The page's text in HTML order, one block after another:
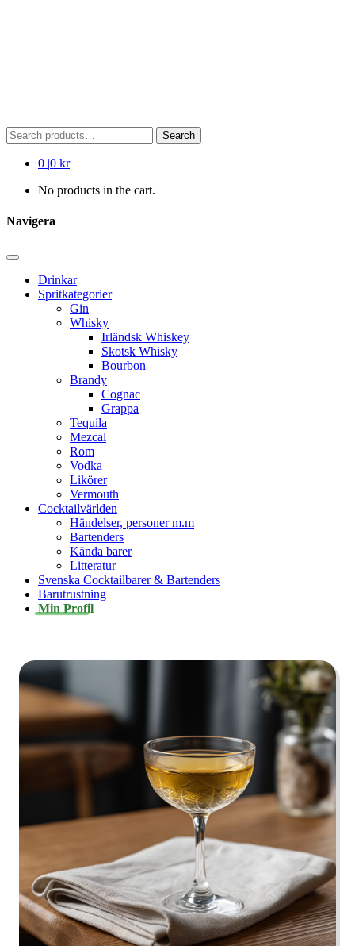
Search
for:
Search
0 |0 kr
No products in the cart.
Navigera
Drinkar
Spritkategorier
Gin
Whisky
Irländsk Whiskey
Skotsk Whisky
Bourbon
Brandy
Cognac
Grappa
Tequila
Mezcal
Rom
Vodka
Likörer
Vermouth
Cocktailvärlden
Händelser, personer m.m
Bartenders
Kända barer
Litteratur
Svenska Cocktailbarer & Bartenders
Barutrustning
Min Profil